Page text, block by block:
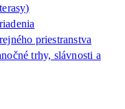
priestranstva
trhy, slávnosti a